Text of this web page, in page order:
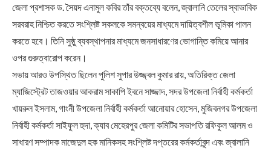
জেলা প্রশাসক ড. সৈয়দ এনামুল কবির তাঁর বক্তব্যে বলেন, জ্বালানি তেলের স্বাভাবিক
সরবরাহ নিশ্চিত করতে সংশ্লিষ্ট সকলকে সমন্বয়ের মাধ্যমে দায়িত্বশীল ভূমিকা পালন
করতে হবে। তিনি সুষ্ঠু ব্যবস্থাপনার মাধ্যমে জনসাধারণের ভোগান্তি কমিয়ে আনার
ওপর গুরুত্বারোপ করেন।
সভায় আরও উপস্থিত ছিলেন পুলিশ সুপার উজ্জ্বল কুমার রায়, অতিরিক্ত জেলা
ম্যাজিস্ট্রেট তাজওয়ার আকরাম সাকাপি ইবনে সাজ্জাদ, সদর উপজেলা নির্বাহী কর্মকর্তা
খায়রুল ইসলাম, গাংনী উপজেলা নির্বাহী কর্মকর্তা আনোয়ার হোসেন, মুজিবনগর উপজেলা
নির্বাহী কর্মকর্তা সাইফুল হুদা, ক্যাব মেহেরপুর জেলা কমিটির সভাপতি রফিকুল আলম ও
সাধারণ সম্পাদক মাজেদুল হক মানিকসহ সংশ্লিষ্ট দপ্তরের কর্মকর্তাবৃন্দ এবং জ্বালানি